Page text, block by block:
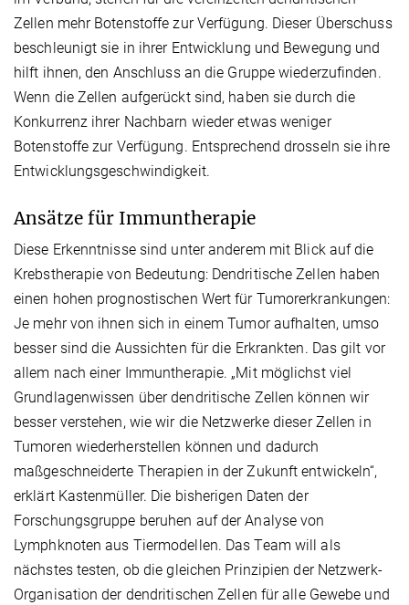
Zellen mehr Botenstoffe zur Verfügung. Dieser Überschuss
beschleunigt sie in ihrer Entwicklung und Bewegung und
hilft ihnen, den Anschluss an die Gruppe wiederzufinden.
Wenn die Zellen aufgerückt sind, haben sie durch die
Konkurrenz ihrer Nachbarn wieder etwas weniger
Botenstoffe zur Verfügung. Entsprechend drosseln sie ihre
Entwicklungsgeschwindigkeit.
Ansätze für Immuntherapie
Diese Erkenntnisse sind unter anderem mit Blick auf die
Krebstherapie von Bedeutung: Dendritische Zellen haben
einen hohen prognostischen Wert für Tumorerkrankungen:
Je mehr von ihnen sich in einem Tumor aufhalten, umso
besser sind die Aussichten für die Erkrankten. Das gilt vor
allem nach einer Immuntherapie. „Mit möglichst viel
Grundlagenwissen über dendritische Zellen können wir
besser verstehen, wie wir die Netzwerke dieser Zellen in
Tumoren wiederherstellen können und dadurch
maßgeschneiderte Therapien in der Zukunft entwickeln“,
erklärt Kastenmüller. Die bisherigen Daten der
Forschungsgruppe beruhen auf der Analyse von
Lymphknoten aus Tiermodellen. Das Team will als
nächstes testen, ob die gleichen Prinzipien der Netzwerk-
Organisation der dendritischen Zellen für alle Gewebe und